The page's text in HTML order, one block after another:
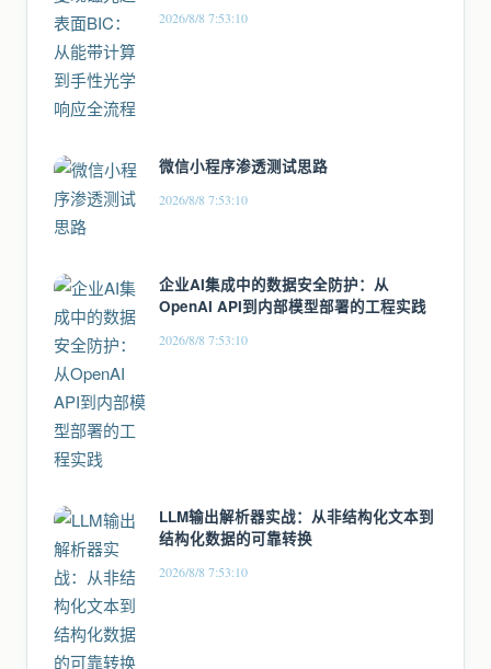
2026/8/8 7:53:10
微信小程序渗透测试思路
2026/8/8 7:53:10
企业AI集成中的数据安全防护：从
OpenAI API到内部模型部署的工程实践
2026/8/8 7:53:10
LLM输出解析器实战：从非结构化文本到
结构化数据的可靠转换
2026/8/8 7:53:10